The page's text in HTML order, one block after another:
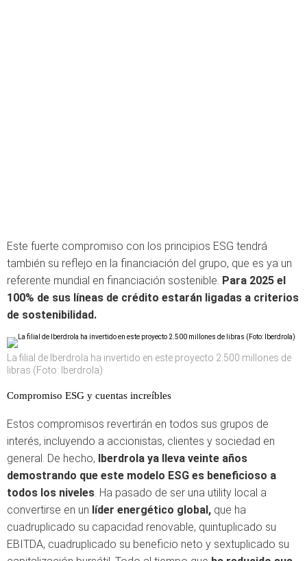
Este fuerte compromiso con los principios ESG tendrá
también su reflejo en la financiación del grupo, que es ya un
referente mundial en financiación sostenible. Para 2025 el
100% de sus líneas de crédito estarán ligadas a criterios
de sostenibilidad.
La filial de Iberdrola ha invertido en este proyecto 2.500 millones de
libras (Foto: Iberdrola)
Compromiso ESG y cuentas increíbles
Estos compromisos revertirán en todos sus grupos de
interés, incluyendo a accionistas, clientes y sociedad en
general. De hecho, Iberdrola ya lleva veinte años
demostrando que este modelo ESG es beneficioso a
todos los niveles. Ha pasado de ser una utility local a
convertirse en un líder energético global, que ha
cuadruplicado su capacidad renovable, quintuplicado su
EBITDA, cuadruplicado su beneficio neto y sextuplicado su